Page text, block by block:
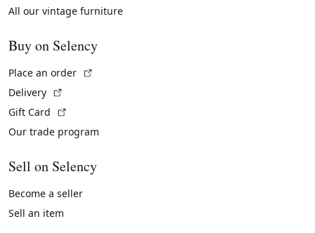
All our vintage furniture
Buy on Selency
Place an order
Delivery
Gift Card
Our trade program
Sell on Selency
Become a seller
Sell an item